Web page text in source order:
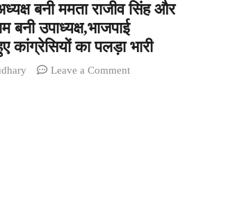
बनी ममता राजीव सिंह और
बनी उपाध्यक्ष,भाजपाई
कांग्रेसियों का पलड़ा भारी
Leave a Commenton